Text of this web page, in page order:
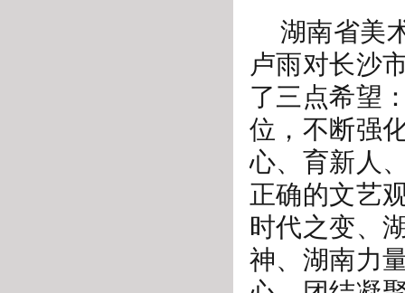
湖南省美
卢雨对长沙
了三点希望
位，不断强
心、育新人
正确的文艺
时代之变、
神、湖南力